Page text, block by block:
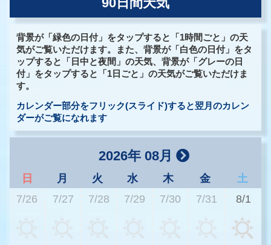
背景が「緑色の日付」をタップすると「1時間ごと」の天
気がご覧いただけます。また、背景が「白色の日付」をタ
ップすると「日中と夜間」の天気、背景が「グレーの日
付」をタップすると「1日ごと」の天気がご覧いただけま
す。
カレンダー部分をフリック(スライド)すると翌月のカレン
ダーがご覧になれます
2026年 08月
日 月 火 水 木 金
土
7/26
7/27 7/28 7/29 7/30 7/31 8/1